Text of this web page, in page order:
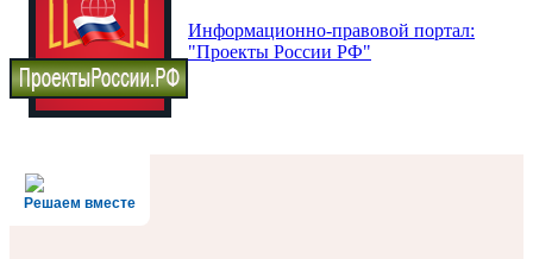
Информационно-правовой портал:
"Проекты России РФ"
Решаем вместе